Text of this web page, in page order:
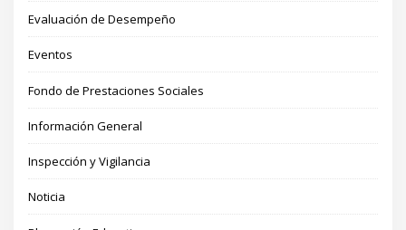
Evaluación de Desempeño
Eventos
Fondo de Prestaciones Sociales
Información General
Inspección y Vigilancia
Noticia